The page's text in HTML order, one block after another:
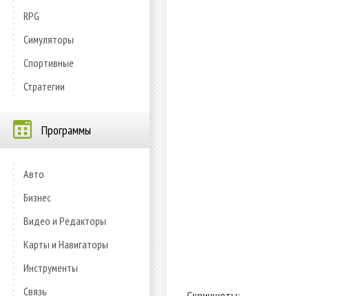
RPG
Симуляторы
Спортивные
Стратегии
Программы
Авто
Бизнес
Видео и Редакторы
Карты и Навигаторы
Инструменты
Связь